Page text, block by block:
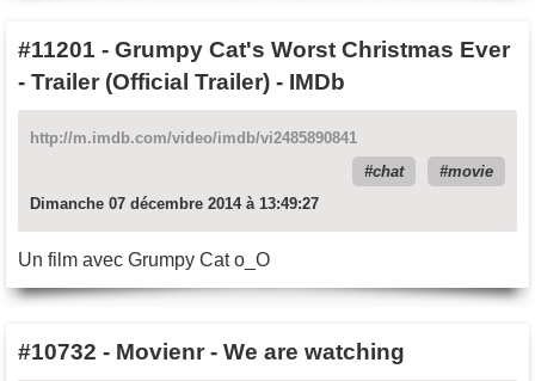
#11201 - Grumpy Cat's Worst Christmas Ever
- Trailer (Official Trailer) - IMDb
http://m.imdb.com/video/imdb/vi2485890841
chat
movie
Dimanche 07 décembre 2014 à 13:49:27
Un film avec Grumpy Cat o_O
#10732 - Movienr - We are watching